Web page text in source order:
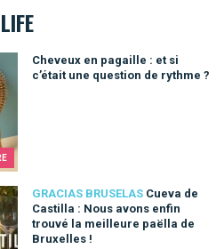
Cheveux en pagaille : et si
c’était une question de rythme ?
une question de rythme ?
GRACIAS BRUSELAS Cueva de
Castilla : Nous avons enfin
trouvé la meilleure paëlla de
Bruxelles !
enfin trouvé la meilleure